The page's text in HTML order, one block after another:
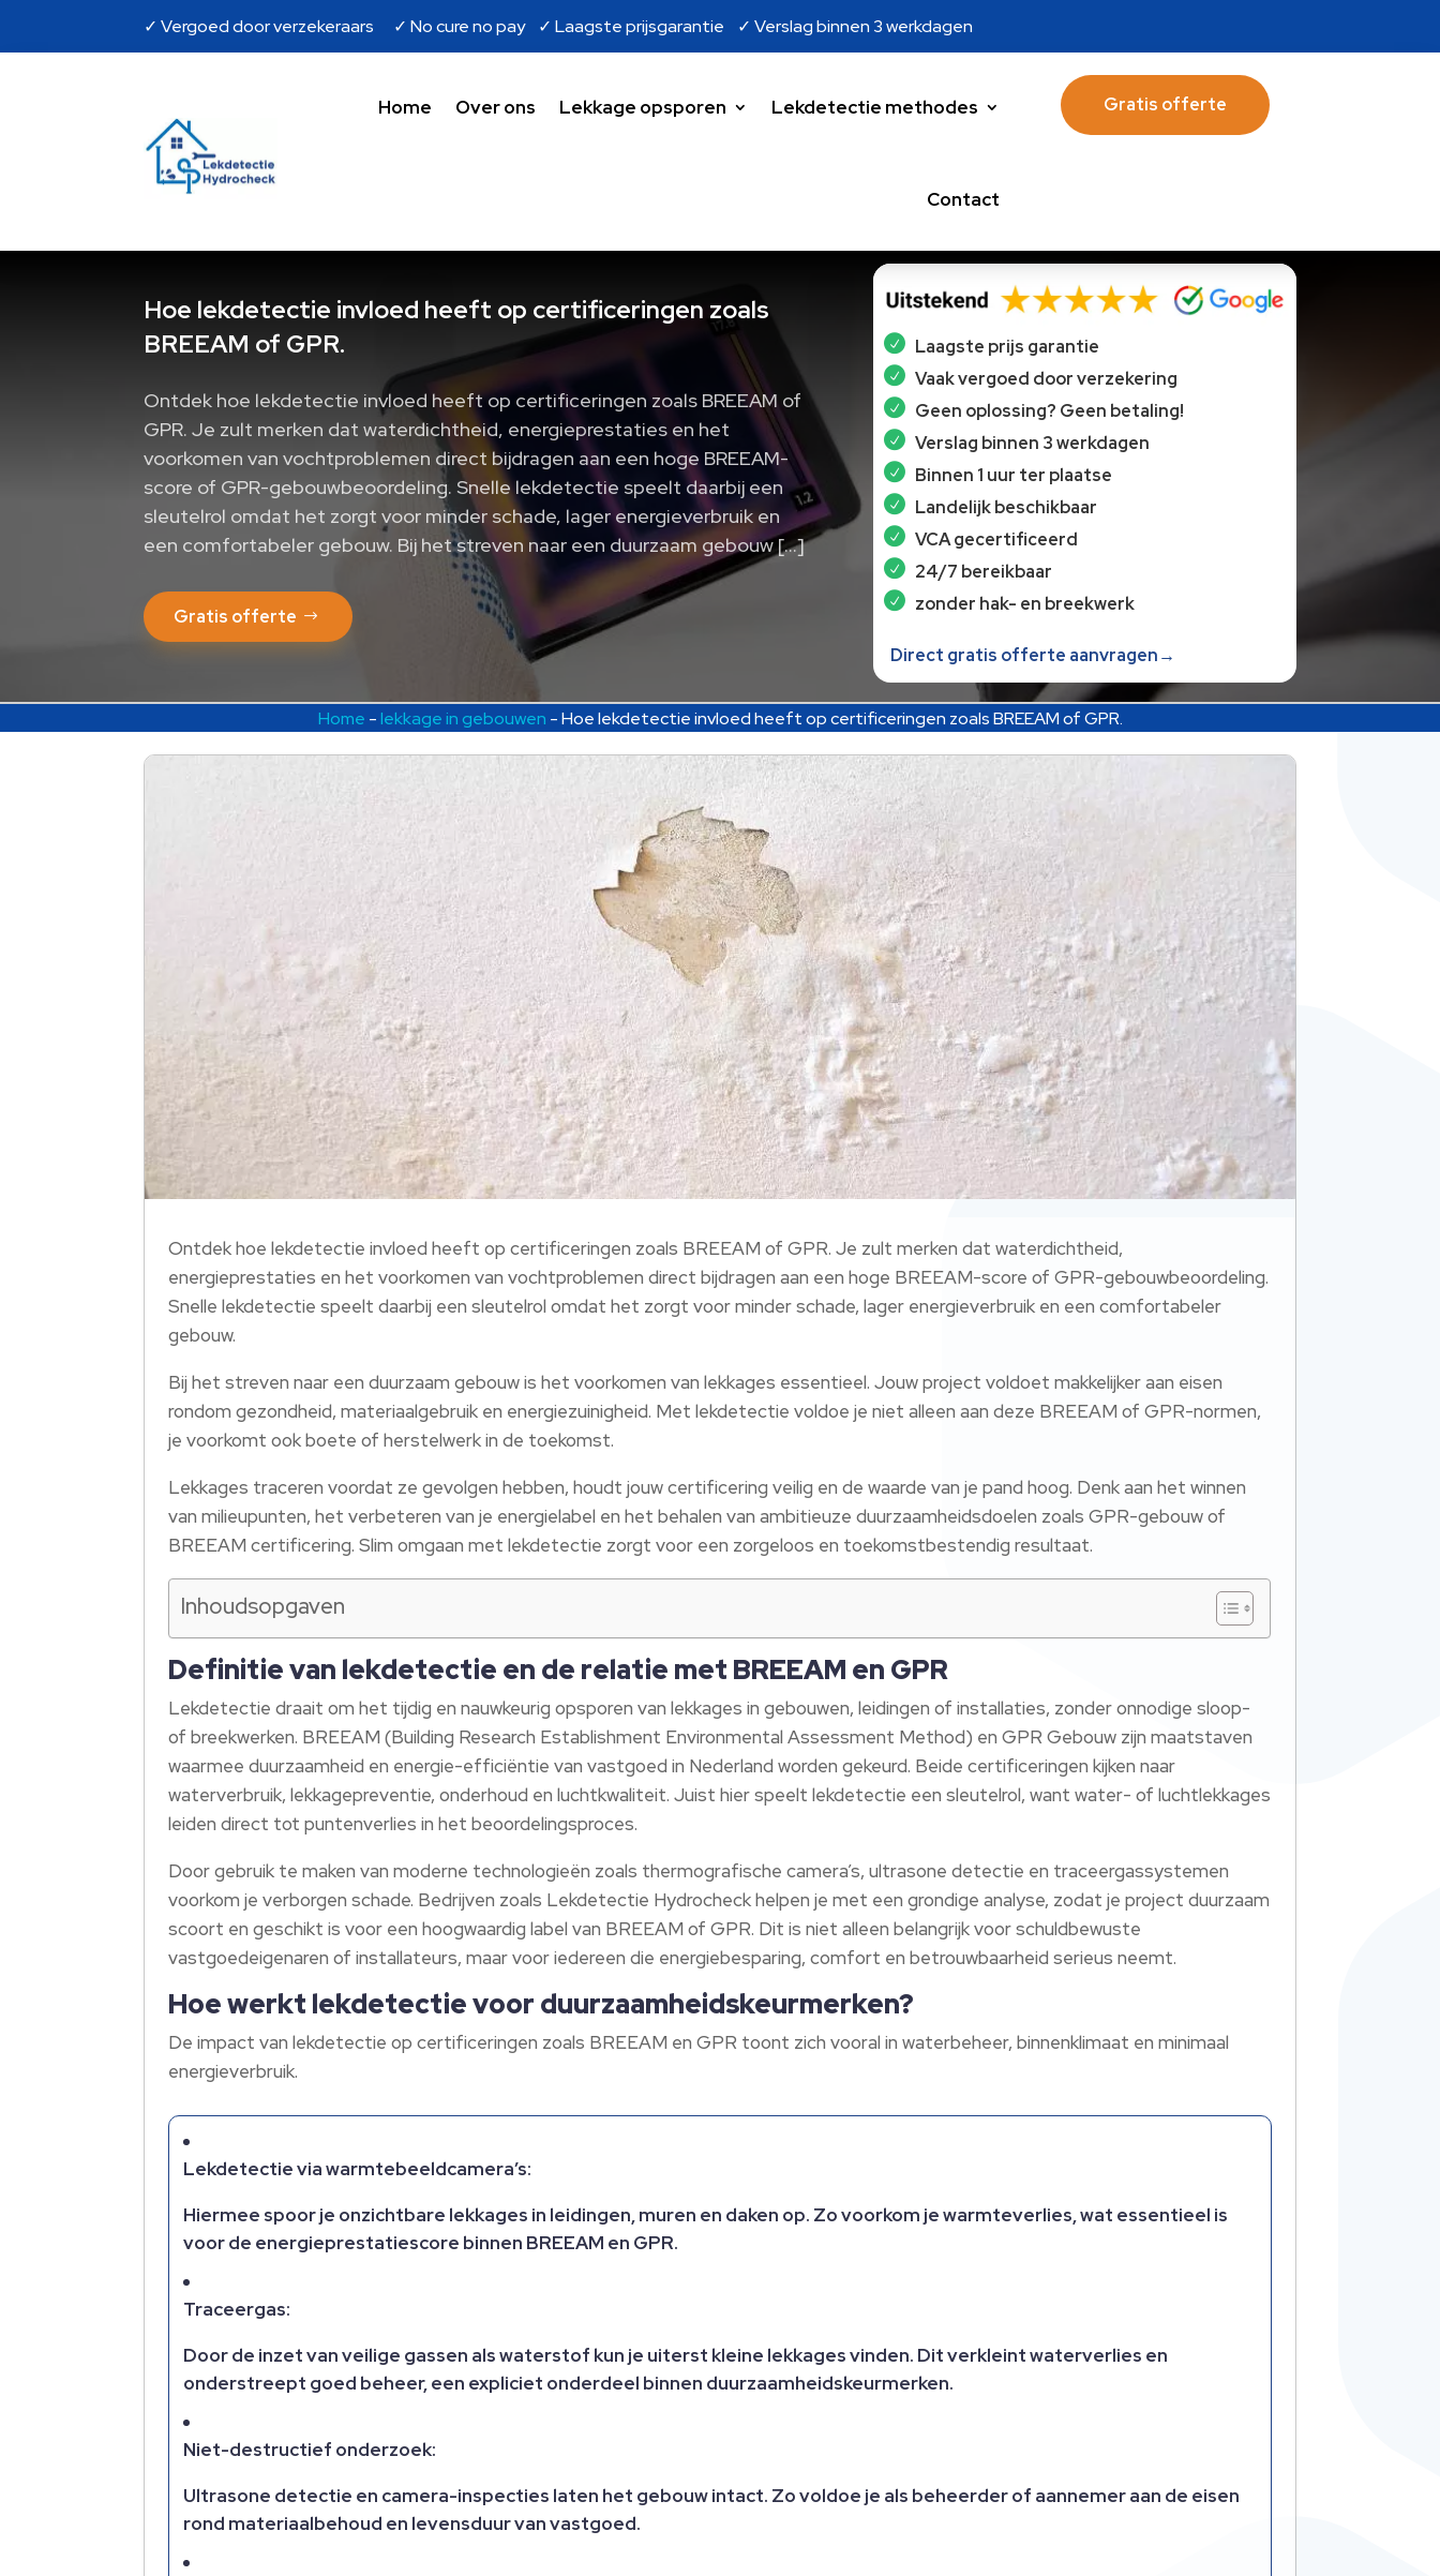
✓ Vergoed door verzekeraars ✓ No cure no pay ✓ Laagste prijsgarantie ✓ Verslag binnen 3 werkdagen
Home Over ons Lekkage opsporen Lekdetectie methodes
Contact
Gratis offerte
Hoe lekdetectie invloed heeft op certificeringen zoals
BREEAM of GPR.
Ontdek hoe lekdetectie invloed heeft op certificeringen zoals BREEAM of
GPR. Je zult merken dat waterdichtheid, energieprestaties en het
voorkomen van vochtproblemen direct bijdragen aan een hoge BREEAM-
score of GPR-gebouwbeoordeling. Snelle lekdetectie speelt daarbij een
sleutelrol omdat het zorgt voor minder schade, lager energieverbruik en
een comfortabeler gebouw. Bij het streven naar een duurzaam gebouw […]
Gratis offerte
Laagste prijs garantie
Vaak vergoed door verzekering
Geen oplossing? Geen betaling!
Verslag binnen 3 werkdagen
Binnen 1 uur ter plaatse
Landelijk beschikbaar
VCA gecertificeerd
24/7 bereikbaar
zonder hak- en breekwerk
Direct gratis offerte aanvragen→
Home -lekkage in gebouwen -Hoe lekdetectie invloed heeft op certificeringen zoals BREEAM of GPR.
Ontdek hoe lekdetectie invloed heeft op certificeringen zoals BREEAM of GPR. Je zult merken dat waterdichtheid,
energieprestaties en het voorkomen van vochtproblemen direct bijdragen aan een hoge BREEAM-score of GPR-gebouwbeoordeling.
Snelle lekdetectie speelt daarbij een sleutelrol omdat het zorgt voor minder schade, lager energieverbruik en een comfortabeler
gebouw.
Bij het streven naar een duurzaam gebouw is het voorkomen van lekkages essentieel. Jouw project voldoet makkelijker aan eisen
rondom gezondheid, materiaalgebruik en energiezuinigheid. Met lekdetectie voldoe je niet alleen aan deze BREEAM of GPR-normen,
je voorkomt ook boete of herstelwerk in de toekomst.
Lekkages traceren voordat ze gevolgen hebben, houdt jouw certificering veilig en de waarde van je pand hoog. Denk aan het winnen
van milieupunten, het verbeteren van je energielabel en het behalen van ambitieuze duurzaamheidsdoelen zoals GPR-gebouw of
BREEAM certificering. Slim omgaan met lekdetectie zorgt voor een zorgeloos en toekomstbestendig resultaat.
Inhoudsopgaven
Definitie van lekdetectie en de relatie met BREEAM en GPR
Lekdetectie draait om het tijdig en nauwkeurig opsporen van lekkages in gebouwen, leidingen of installaties, zonder onnodige sloop-
of breekwerken. BREEAM (Building Research Establishment Environmental Assessment Method) en GPR Gebouw zijn maatstaven
waarmee duurzaamheid en energie-efficiëntie van vastgoed in Nederland worden gekeurd. Beide certificeringen kijken naar
waterverbruik, lekkagepreventie, onderhoud en luchtkwaliteit. Juist hier speelt lekdetectie een sleutelrol, want water- of luchtlekkages
leiden direct tot puntenverlies in het beoordelingsproces.
Door gebruik te maken van moderne technologieën zoals thermografische camera’s, ultrasone detectie en traceergassystemen
voorkom je verborgen schade. Bedrijven zoals Lekdetectie Hydrocheck helpen je met een grondige analyse, zodat je project duurzaam
scoort en geschikt is voor een hoogwaardig label van BREEAM of GPR. Dit is niet alleen belangrijk voor schuldbewuste
vastgoedeigenaren of installateurs, maar voor iedereen die energiebesparing, comfort en betrouwbaarheid serieus neemt.
Hoe werkt lekdetectie voor duurzaamheidskeurmerken?
De impact van lekdetectie op certificeringen zoals BREEAM en GPR toont zich vooral in waterbeheer, binnenklimaat en minimaal
energieverbruik.
Lekdetectie via warmtebeeldcamera’s:
Hiermee spoor je onzichtbare lekkages in leidingen, muren en daken op. Zo voorkom je warmteverlies, wat essentieel is
voor de energieprestatiescore binnen BREEAM en GPR.
Traceergas:
Door de inzet van veilige gassen als waterstof kun je uiterst kleine lekkages vinden. Dit verkleint waterverlies en
onderstreept goed beheer, een expliciet onderdeel binnen duurzaamheidskeurmerken.
Niet-destructief onderzoek:
Ultrasone detectie en camera-inspecties laten het gebouw intact. Zo voldoe je als beheerder of aannemer aan de eisen
rond materiaalbehoud en levensduur van vastgoed.